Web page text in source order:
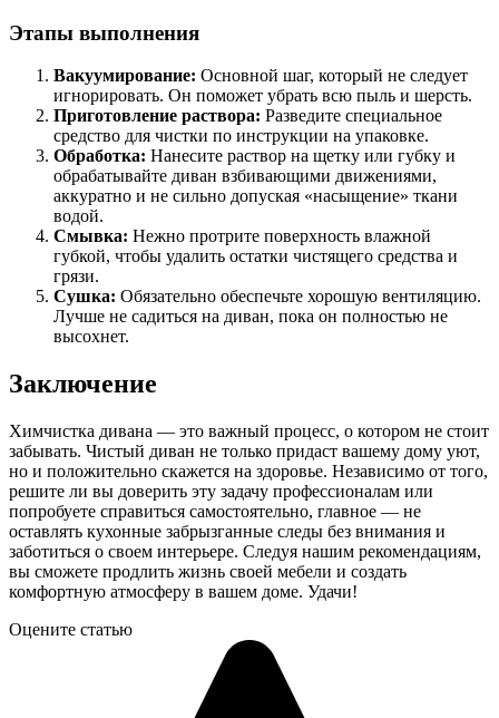
Этапы выполнения
Вакуумирование: Основной шаг, который не следует
игнорировать. Он поможет убрать всю пыль и шерсть.
Приготовление раствора: Разведите специальное
средство для чистки по инструкции на упаковке.
Обработка: Нанесите раствор на щетку или губку и
обрабатывайте диван взбивающими движениями,
аккуратно и не сильно допуская «насыщение» ткани
водой.
Смывка: Нежно протрите поверхность влажной
губкой, чтобы удалить остатки чистящего средства и
грязи.
Сушка: Обязательно обеспечьте хорошую вентиляцию.
Лучше не садиться на диван, пока он полностью не
высохнет.
Заключение
Химчистка дивана — это важный процесс, о котором не стоит
забывать. Чистый диван не только придаст вашему дому уют,
но и положительно скажется на здоровье. Независимо от того,
решите ли вы доверить эту задачу профессионалам или
попробуете справиться самостоятельно, главное — не
оставлять кухонные забрызганные следы без внимания и
заботиться о своем интерьере. Следуя нашим рекомендациям,
вы сможете продлить жизнь своей мебели и создать
комфортную атмосферу в вашем доме. Удачи!
Оцените статью